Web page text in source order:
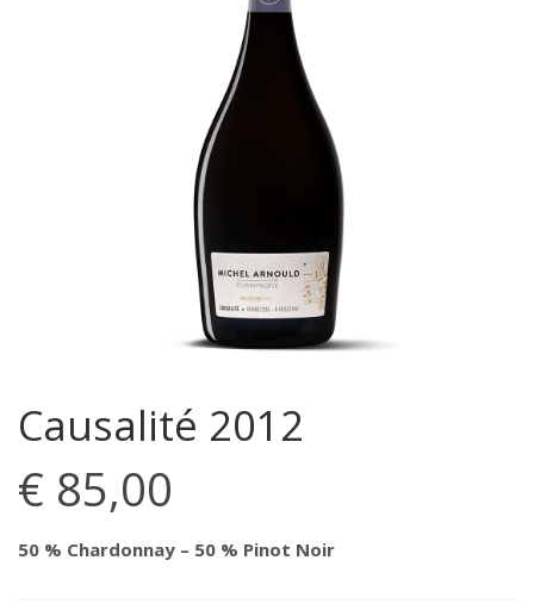
Causalité 2012
€ 85,00
50 % Chardonnay – 50 % Pinot Noir